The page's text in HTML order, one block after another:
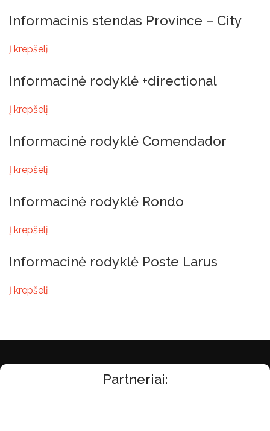
Informacinis stendas Province – City
Į krepšelį
Informacinė rodyklė +directional
Į krepšelį
Informacinė rodyklė Comendador
Į krepšelį
Informacinė rodyklė Rondo
Į krepšelį
Informacinė rodyklė Poste Larus
Į krepšelį
Partneriai: